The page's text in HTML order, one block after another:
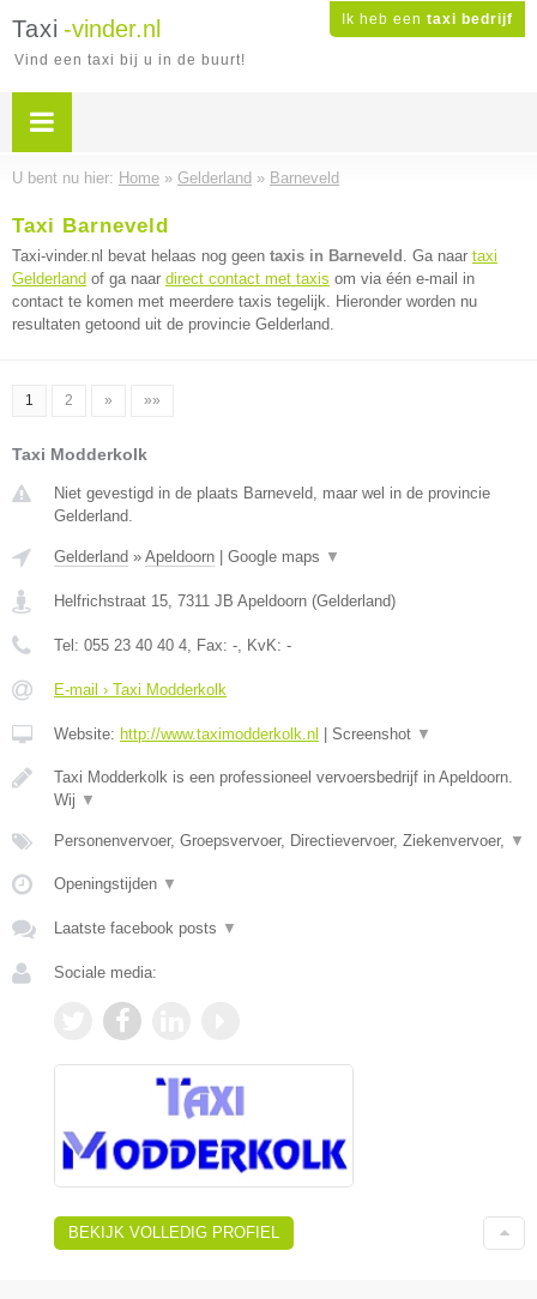
Ik heb een taxi bedrijf
Taxi -vinder.nl
Vind een taxi bij u in de buurt!
U bent nu hier: Home » Gelderland » Barneveld
Taxi Barneveld
Taxi-vinder.nl bevat helaas nog geen taxis in Barneveld . Ga naar taxi
Gelderland of ga naar direct contact met taxis om via één e-mail in
contact te komen met meerdere taxis tegelijk. Hieronder worden nu
resultaten getoond uit de provincie Gelderland.
1 2 » »»
Taxi Modderkolk
Niet gevestigd in de plaats Barneveld, maar wel in de provincie
Gelderland.
Gelderland » Apeldoorn Google maps ▼
Helfrichstraat 15, 7311 JB Apeldoorn (Gelderland)
Tel: 055 23 40 40 4, Fax: -, KvK: -
E-mail › Taxi Modderkolk
Website: http://www.taximodderkolk.nl Screenshot ▼
Taxi Modderkolk is een professioneel vervoersbedrijf in Apeldoorn.
Wij ▼
Personenvervoer, Groepsvervoer, Directievervoer, Ziekenvervoer, ▼
Openingstijden ▼
Laatste facebook posts ▼
Sociale media:
BEKIJK VOLLEDIG PROFIEL